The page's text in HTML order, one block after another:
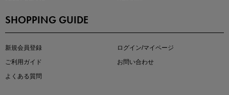
大人の着映えアイテム5選
SHOPPING GUIDE
新規会員登録
ログイン/マイページ
ご利用ガイド
お問い合わせ
よくある質問